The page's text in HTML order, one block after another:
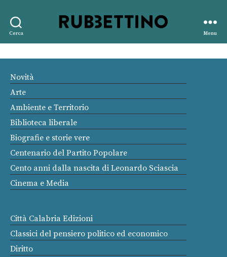
Cerca
editore
Menu
Novità
Arte
Ambiente e Territorio
Biblioteca liberale
Biografie e storie vere
Centenario del Partito Popolare
Cento anni dalla nascita di Leonardo Sciascia
Cinema e Media
Città Calabria Edizioni
Classici del pensiero politico ed economico
Diritto